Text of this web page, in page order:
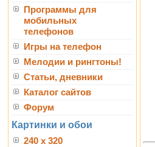
Программы для
мобильных
телефонов
Игры на телефон
Мелодии и рингтоны!
Статьи, дневники
Каталог сайтов
Форум
Картинки и обои
240 x 320